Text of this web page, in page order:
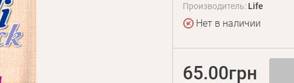
Производитель: Life
Нет в наличии
65.00грн